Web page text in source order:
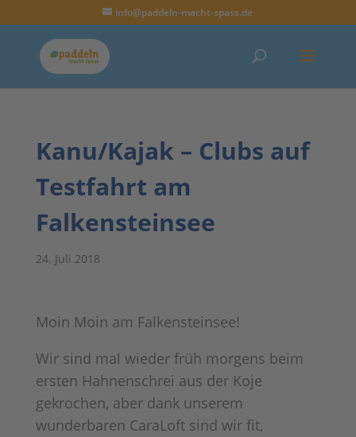
info@paddeln-macht-spass.de
Kanu/Kajak – Clubs auf
Testfahrt am
Falkensteinsee
24. Juli 2018
Moin Moin am Falkensteinsee!
Wir sind mal wieder früh morgens beim
ersten Hahnenschrei aus der Koje
gekrochen, aber dank unserem
wunderbaren CaraLoft sind wir fit,